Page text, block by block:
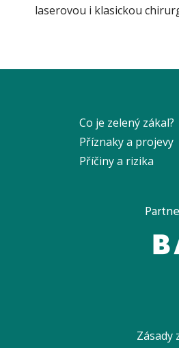
laserovou i klasickou
Co je zelený zákal?
Příznaky a projevy
Příčiny a rizika
Zásady